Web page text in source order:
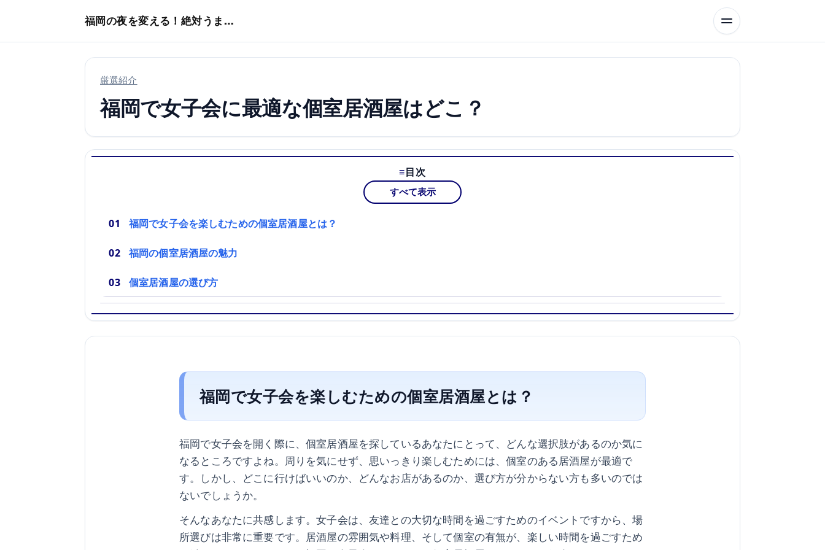
福岡の夜を変える！絶対うまい店
厳選紹介
福岡で女子会に最適な個室居酒屋はどこ？
目次
すべて表示
福岡で女子会を楽しむための個室居酒屋とは？
福岡の個室居酒屋の魅力
個室居酒屋の選び方
福岡で女子会を楽しむための個室居酒屋とは？
福岡で女子会を開く際に、個室居酒屋を探しているあなたにとって、どんな選択肢があるのか気に
なるところですよね。周りを気にせず、思いっきり楽しむためには、個室のある居酒屋が最適で
す。しかし、どこに行けばいいのか、どんなお店があるのか、選び方が分からない方も多いのでは
ないでしょうか。
そんなあなたに共感します。女子会は、友達との大切な時間を過ごすためのイベントですから、場
所選びは非常に重要です。居酒屋の雰囲気や料理、そして個室の有無が、楽しい時間を過ごすため